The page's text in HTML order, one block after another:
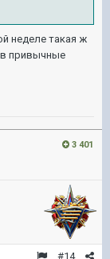
неделе такая ж
привычные
3 401
#14